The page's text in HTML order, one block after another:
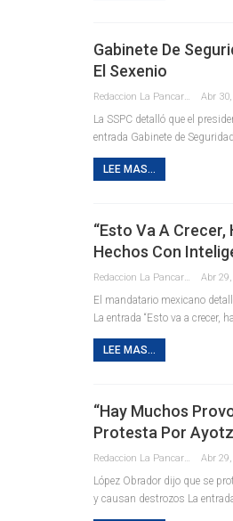
Gabinete De
El Sexenio
Abr
La SSPC detalló que el
entrada Gabinete de
LEE MAS...
“Esto Va A
Hechos Con
Abr
El mandatario mexicano
La entrada “Esto va a crecer,
LEE MAS...
“Hay Muchos
Protesta Por
Abr
López Obrador dijo que se
y causan destrozos La